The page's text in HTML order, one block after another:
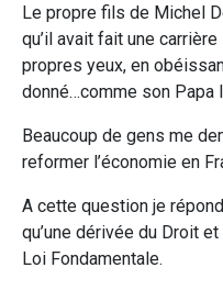
Le propre fils de Michel
qu’il avait fait une
propres yeux, en
donné…comme son Papa
Beaucoup de gens me
reformer l’économie en
A cette question je
qu’une dérivée du Droit
Loi Fondamentale.